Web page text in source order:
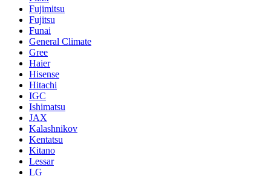
Fujimitsu
Fujitsu
Funai
General Climate
Gree
Haier
Hisense
Hitachi
IGC
Ishimatsu
JAX
Kalashnikov
Kentatsu
Kitano
Lessar
LG